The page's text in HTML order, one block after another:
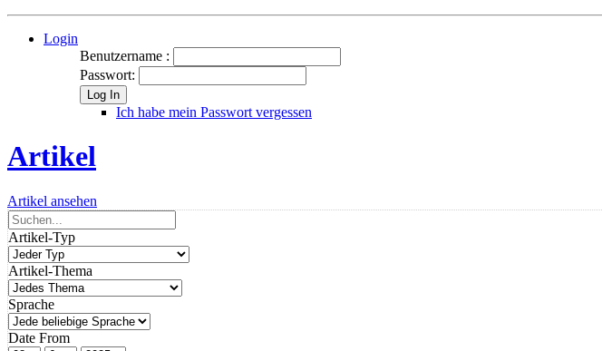
Login
Benutzername :
Passwort:
Log In
Ich habe mein Passwort vergessen
Artikel
Artikel ansehen
Artikel-Typ
Artikel-Thema
Sprache
Date From